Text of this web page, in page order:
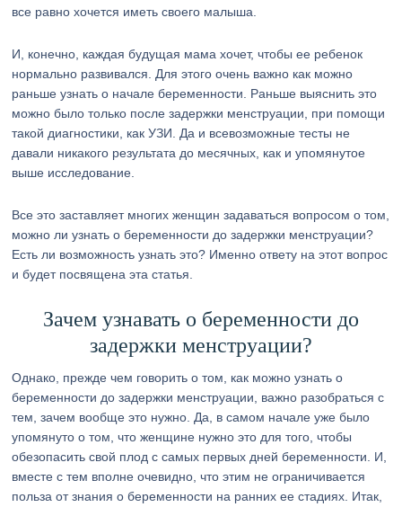
все равно хочется иметь своего малыша.
И, конечно, каждая будущая мама хочет, чтобы ее ребенок
нормально развивался. Для этого очень важно как можно
раньше узнать о начале беременности. Раньше выяснить это
можно было только после задержки менструации, при помощи
такой диагностики, как УЗИ. Да и всевозможные тесты не
давали никакого результата до месячных, как и упомянутое
выше исследование.
Все это заставляет многих женщин задаваться вопросом о том,
можно ли узнать о беременности до задержки менструации?
Есть ли возможность узнать это? Именно ответу на этот вопрос
и будет посвящена эта статья.
Зачем узнавать о беременности до
задержки менструации?
Однако, прежде чем говорить о том, как можно узнать о
беременности до задержки менструации, важно разобраться с
тем, зачем вообще это нужно. Да, в самом начале уже было
упомянуто о том, что женщине нужно это для того, чтобы
обезопасить свой плод с самых первых дней беременности. И,
вместе с тем вполне очевидно, что этим не ограничивается
польза от знания о беременности на ранних ее стадиях. Итак,